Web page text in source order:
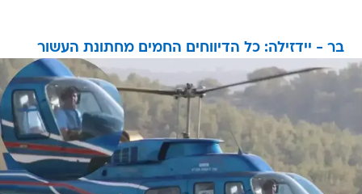
בר - יידזילה: כל הדיווחים החמים מחתונת העשור